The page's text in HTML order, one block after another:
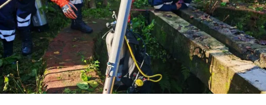
FOTOS Y VIDEO: Se
desborda río Grande de San
Miguel por fuertes lluvias
24 mayo, 2019
En «Nacionales»